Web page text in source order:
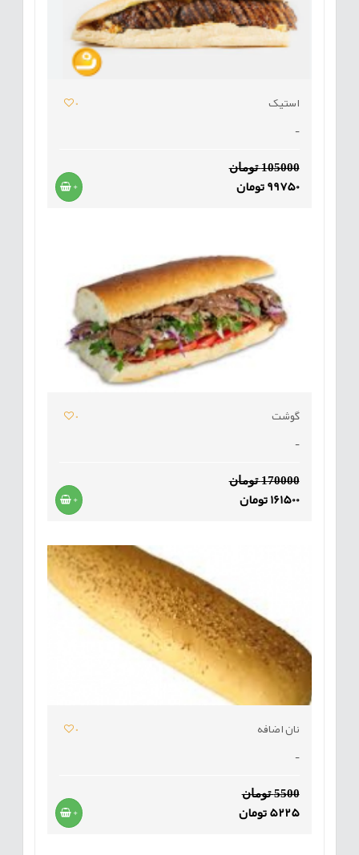
استیک
0
-
105000 تومان
99750 تومان +
گوشت
0
-
170000 تومان
161500 تومان +
نان اضافه
0
-
5500 تومان
5225 تومان +